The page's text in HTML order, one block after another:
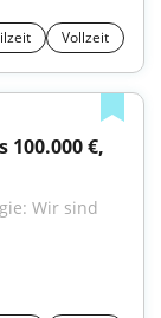
Vollzeit
€,
Wir sind